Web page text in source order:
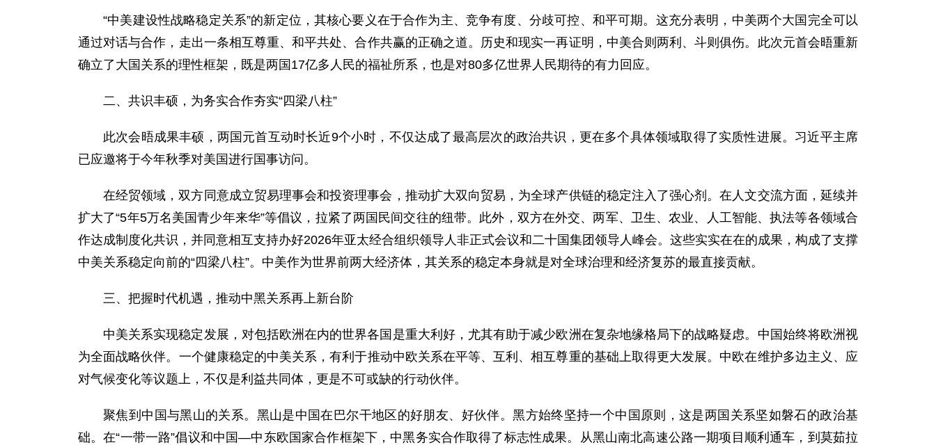
“中美建设性战略稳定关系”的新定位，其核心要义在于合作为主、竞争有度、分歧可控、和平可期。这充分表明，中美两个大国完全可以
通过对话与合作，走出一条相互尊重、和平共处、合作共赢的正确之道。历史和现实一再证明，中美合则两利、斗则俱伤。此次元首会晤重新
确立了大国关系的理性框架，既是两国17亿多人民的福祉所系，也是对80多亿世界人民期待的有力回应。
二、共识丰硕，为务实合作夯实“四梁八柱”
此次会晤成果丰硕，两国元首互动时长近9个小时，不仅达成了最高层次的政治共识，更在多个具体领域取得了实质性进展。习近平主席
已应邀将于今年秋季对美国进行国事访问。
在经贸领域，双方同意成立贸易理事会和投资理事会，推动扩大双向贸易，为全球产供链的稳定注入了强心剂。在人文交流方面，延续并
扩大了“5年5万名美国青少年来华”等倡议，拉紧了两国民间交往的纽带。此外，双方在外交、两军、卫生、农业、人工智能、执法等各领域合
作达成制度化共识，并同意相互支持办好2026年亚太经合组织领导人非正式会议和二十国集团领导人峰会。这些实实在在的成果，构成了支撑
中美关系稳定向前的“四梁八柱”。中美作为世界前两大经济体，其关系的稳定本身就是对全球治理和经济复苏的最直接贡献。
三、把握时代机遇，推动中黑关系再上新台阶
中美关系实现稳定发展，对包括欧洲在内的世界各国是重大利好，尤其有助于减少欧洲在复杂地缘格局下的战略疑虑。中国始终将欧洲视
为全面战略伙伴。一个健康稳定的中美关系，有利于推动中欧关系在平等、互利、相互尊重的基础上取得更大发展。中欧在维护多边主义、应
对气候变化等议题上，不仅是利益共同体，更是不可或缺的行动伙伴。
聚焦到中国与黑山的关系。黑山是中国在巴尔干地区的好朋友、好伙伴。黑方始终坚持一个中国原则，这是两国关系坚如磐石的政治基
础。在“一带一路”倡议和中国—中东欧国家合作框架下，中黑务实合作取得了标志性成果。从黑山南北高速公路一期项目顺利通车，到莫茹拉